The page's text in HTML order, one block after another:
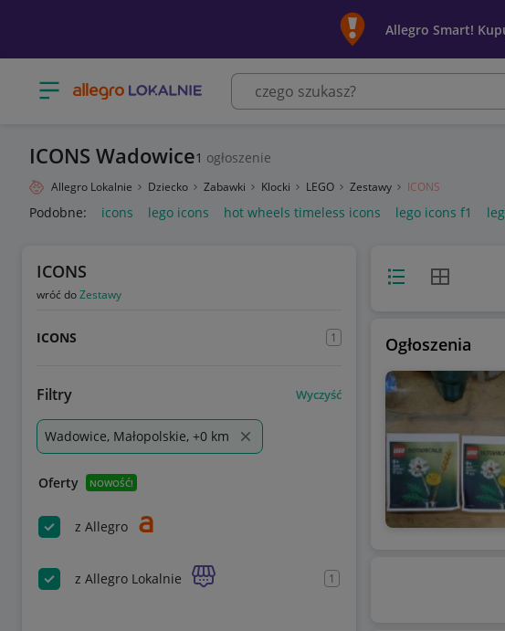
Allegro Smart!
Otwórz menu z kategoriami
ICONS Wadowice1 ogłoszenie
Allegro Lokalnie Dziecko Zabawki Klocki LEGO Zestawy ICONS
Podobne: icons lego icons hot wheels timeless icons lego icons f1
ICONS
wróć doZestawy
ICONS 1
Filtry Wyczyść
Wadowice, Małopolskie, +0 km
Oferty NOWOŚĆ!
z Allegro
z Allegro Lokalnie 1
Widok listyWidok siatki
Ogłoszenia